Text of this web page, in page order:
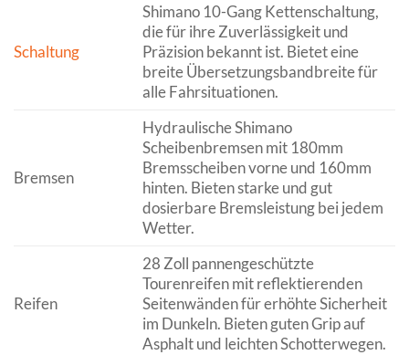
Schaltung
Shimano 10-Gang Kettenschaltung,
die für ihre Zuverlässigkeit und
Präzision bekannt ist. Bietet eine
breite Übersetzungsbandbreite für
alle Fahrsituationen.
Bremsen
Hydraulische Shimano
Scheibenbremsen mit 180mm
Bremsscheiben vorne und 160mm
hinten. Bieten starke und gut
dosierbare Bremsleistung bei jedem
Wetter.
Reifen
28 Zoll pannengeschützte
Tourenreifen mit reflektierenden
Seitenwänden für erhöhte Sicherheit
im Dunkeln. Bieten guten Grip auf
Asphalt und leichten Schotterwegen.